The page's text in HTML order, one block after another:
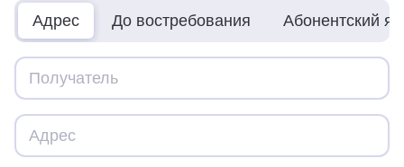
Адрес До востребования Абонентский